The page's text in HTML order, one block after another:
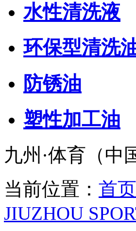
水性清洗液
环保型清洗
防锈油
塑性加工油
九州·体育（中
当前位置： 首页
JIUZHOU